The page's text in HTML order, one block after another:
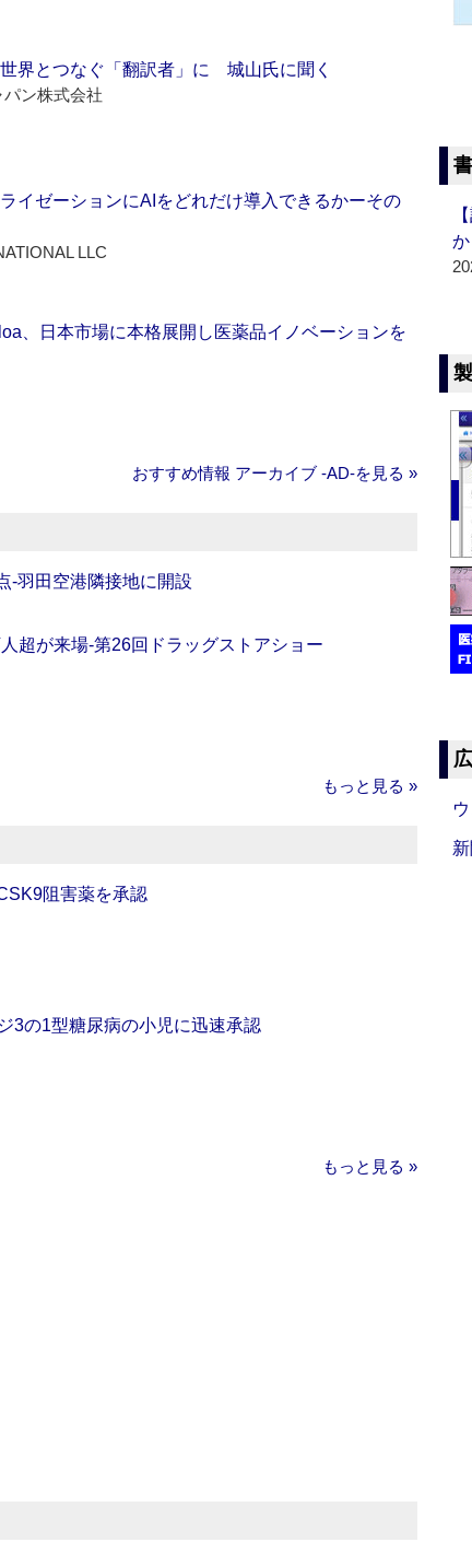
世界とつなぐ「翻訳者」に 城山氏に聞く
ン株式会社
イゼーションにAIをどれだけ導入できるかーその
LLC
、日本市場に本格展開し医薬品イノベーションを
おすすめ情報 アーカイブ ‐AD‐を見る »
‐羽田空港隣接地に開設
超が来場‐第26回ドラッグストアショー
もっと見る »
阻害薬を承認
3の1型糖尿病の小児に迅速承認
もっと見る »